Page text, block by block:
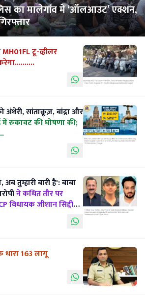
का मालेगांव में ‘ऑलआउट’ एक्शन,
MH01FL टू-व्हीलर
सांताक्रूज़, बांद्रा और
में रुकावट की घोषणा की;
अब तुम्हारी बारी है': बाबा
ने कथित तौर पर
विधायक जीशान सिद्दीकी
धारा 163 लागू